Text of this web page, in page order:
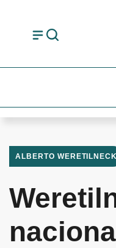
ALBERTO WERETILNECK